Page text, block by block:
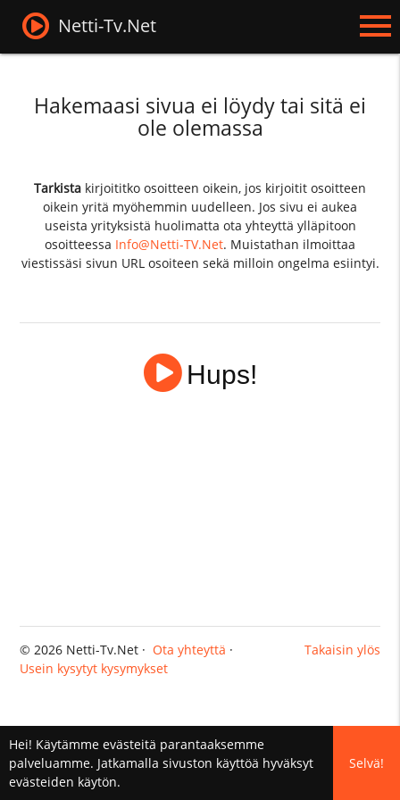
Netti-Tv.Net
Hakemaasi sivua ei löydy tai sitä ei
ole olemassa
Tarkista kirjoititko osoitteen oikein, jos kirjoitit osoitteen
oikein yritä myöhemmin uudelleen. Jos sivu ei aukea
useista yrityksistä huolimatta ota yhteyttä ylläpitoon
osoitteessa Info@Netti-TV.Net. Muistathan ilmoittaa
viestissäsi sivun URL osoiteen sekä milloin ongelma esiintyi.
Hups!
Takaisin ylös
© 2026 Netti-Tv.Net ·Ota yhteyttä ·
Usein kysytyt kysymykset
Hei! Käytämme evästeitä parantaaksemme
palveluamme. Jatkamalla sivuston käyttöä hyväksyt
evästeiden käytön.
Selvä!